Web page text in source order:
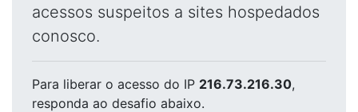
acessos suspeitos a sites hospedados
conosco.
Para liberar o acesso do IP 216.73.216.30,
responda ao desafio abaixo.